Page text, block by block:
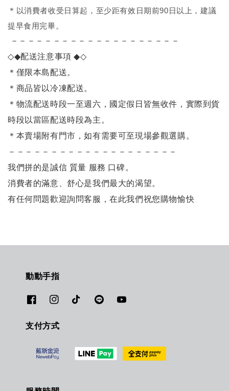
＊ 以消費者收受日算起，至少距有效日期前90日以上，建議
提早食用完畢。
－－－－－－－－－－－－－－－－－－－－
◇◆配送注意事項◆◇
＊僅限本島配送。
＊商品皆以冷凍配送。
＊物流配送時段一至週六，國定假日皆無收件，實際到貨
時段以當區配送時段為主。
＊本賣場附有門市，如有需要可至現場參觀選購。
－－－－－－－－－－－－－－－－－－－－
我們拼的是誠信 質量 服務 口碑。
消費者的滿意、舒心是我們最大的渴望。
有任何問題歡迎詢問客服，在此我們祝您購物愉快
動動手指
支付方式